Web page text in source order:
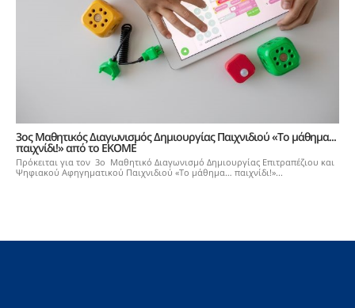
3ος Μαθητικός Διαγωνισμός Δημιουργίας Παιχνιδιού «Το μάθημα...
παιχνίδι!» από το ΕΚΟΜΕ
Πρόκειται για τον 3ο Μαθητικό Διαγωνισμό Δημιουργίας Επιτραπέζιου και
Ψηφιακού Αφηγηματικού Παιχνιδιού «Το μάθημα… παιχνίδι!»...